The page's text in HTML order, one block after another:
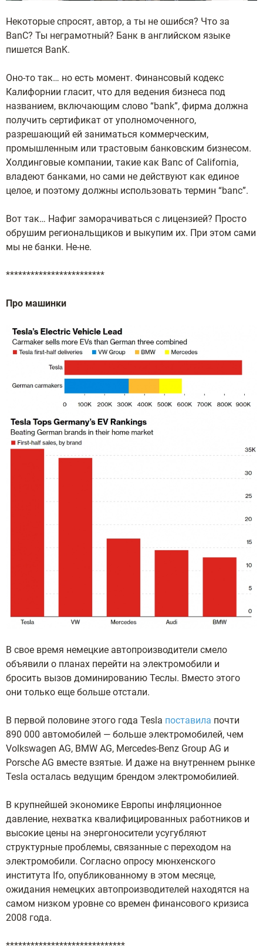
Некоторые спросят, автор, а ты не ошибся? Что за
BanC? Ты неграмотный? Банк в английском языке
пишется BanK.
Оно-то так… но есть момент. Финансовый кодекс
Калифорнии гласит, что для ведения бизнеса под
названием, включающим слово “bank”, фирма должна
получить сертификат от уполномоченного,
разрешающий ей заниматься коммерческим,
промышленным или трастовым банковским бизнесом.
Холдинговые компании, такие как Banc of California,
владеют банками, но сами не действуют как единое
целое, и поэтому должны использовать термин “banc”.
Вот так… Нафиг заморачиваться с лицензией? Просто
обрушим региональщиков и выкупим их. При этом сами
мы не банки. Не-не.
************************
Про машинки
В свое время немецкие автопроизводители смело
объявили о планах перейти на электромобили и
бросить вызов доминированию Теслы. Вместо этого
они только еще больше отстали.
В первой половине этого года Tesla поставила почти
890 000 автомобилей — больше электромобилей, чем
Volkswagen AG, BMW AG, Mercedes-Benz Group AG и
Porsche AG вместе взятые. И даже на внутреннем рынке
Tesla осталась ведущим брендом электромобилией.
В крупнейшей экономике Европы инфляционное
давление, нехватка квалифицированных работников и
высокие цены на энергоносители усугубляют
структурные проблемы, связанные с переходом на
электромобили. Согласно опросу мюнхенского
института Ifo, опубликованному в этом месяце,
ожидания немецких автопроизводителей находятся на
самом низком уровне со времен финансового кризиса
2008 года.
*****************************